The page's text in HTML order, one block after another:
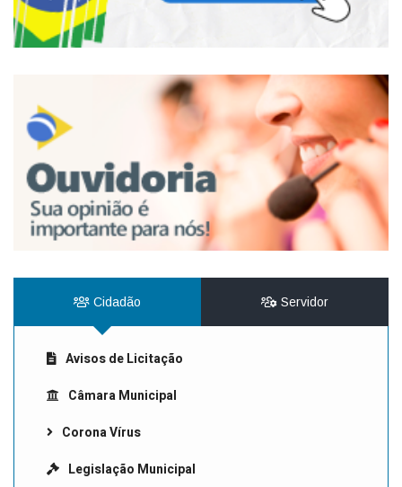
Cidadão Servidor
Avisos de Licitação
Câmara Municipal
Corona Vírus
Legislação Municipal